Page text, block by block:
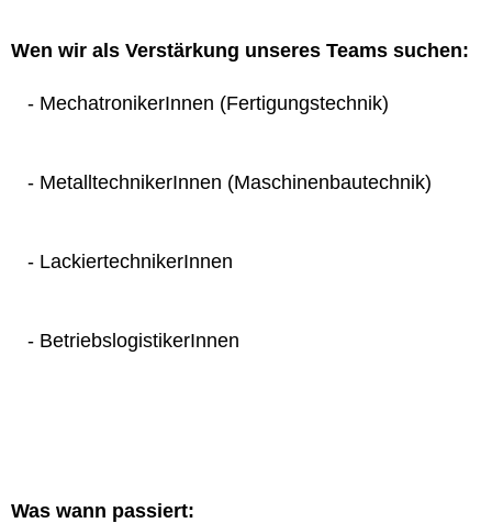
Wen wir als Verstärkung unseres Teams suchen:
- MechatronikerInnen (Fertigungstechnik)
- MetalltechnikerInnen (Maschinenbautechnik)
- LackiertechnikerInnen
- BetriebslogistikerInnen
Was wann passiert: